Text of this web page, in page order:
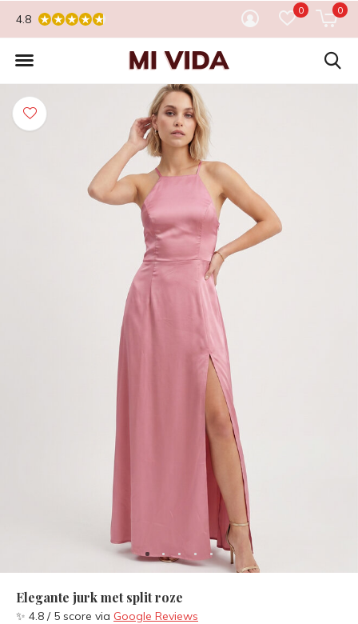
0 0
4.8
Elegante jurk met split roze
✨ 4.8 / 5 score via Google Reviews